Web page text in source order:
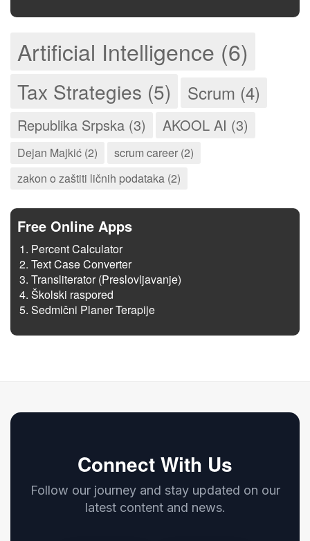
Artificial Intelligence (6)
Tax Strategies (5) Scrum (4)
Republika Srpska (3) AKOOL AI (3)
Dejan Majkić (2)
scrum career (2)
zakon o zaštiti ličnih podataka (2)
Free Online Apps
Percent Calculator
Text Case Converter
Transliterator (Preslovljavanje)
Školski raspored
Sedmični Planer Terapije
Connect With Us
Follow our journey and stay updated on our
latest content and news.